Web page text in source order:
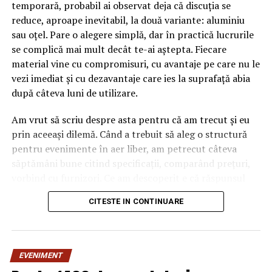
temporară, probabil ai observat deja că discuția se
reduce, aproape inevitabil, la două variante: aluminiu
sau oțel. Pare o alegere simplă, dar în practică lucrurile
se complică mai mult decât te-ai aștepta. Fiecare
material vine cu compromisuri, cu avantaje pe care nu le
vezi imediat și cu dezavantaje care ies la suprafață abia
după câteva luni de utilizare.
Am vrut să scriu despre asta pentru că am trecut și eu
prin aceeași dilemă. Când a trebuit să aleg o structură
pentru evenimente în aer liber, am petrecut câteva
săptămâni bune citind specificații, comparând prețuri,
„corect” depinde mult de context, de cât de des muți
pavilionul și de ce condiții meteo ai de înfruntat.
materialului mai mult decât
CITESTE IN CONTINUARE
EVENIMENT